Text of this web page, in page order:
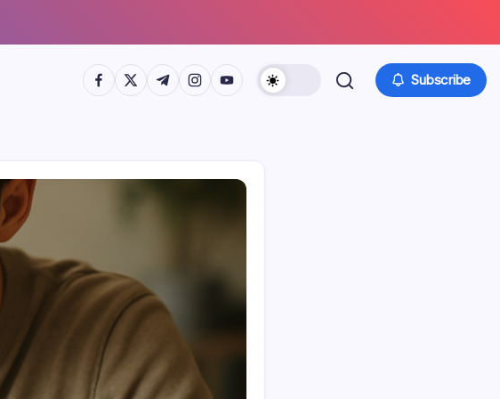
https://www.facebook.com/
https://twitter.com/
https://t.me/
https://www.instagram.com/
https://youtube.com/ Subscribe